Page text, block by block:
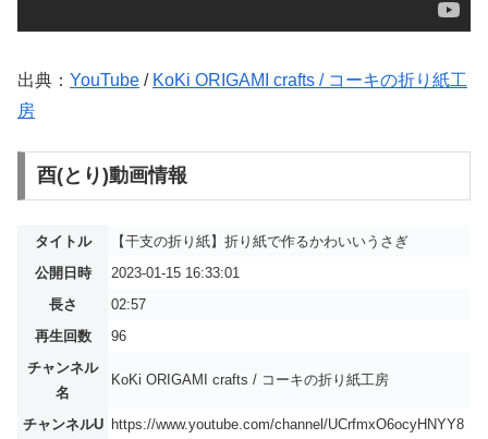
出典： YouTube / KoKi ORIGAMI crafts / コーキの折り紙工
房
酉(とり)動画情報
タイトル
【干支の折り紙】折り紙で作るかわいいうさぎ
公開日時
2023-01-15 16:33:01
長さ
02:57
再生回数
96
チャンネル
名
KoKi ORIGAMI crafts / コーキの折り紙工房
チャンネルU
https://www.youtube.com/channel/UCrfmxO6ocyHNYY8